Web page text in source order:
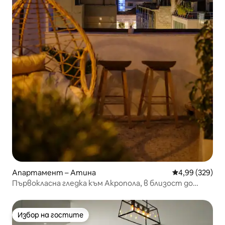
Апартамент – Атина Средна
4,99 (329)
Първокласна гледка към Акропола, в близост до
Избор на гостите
Избор на гостите